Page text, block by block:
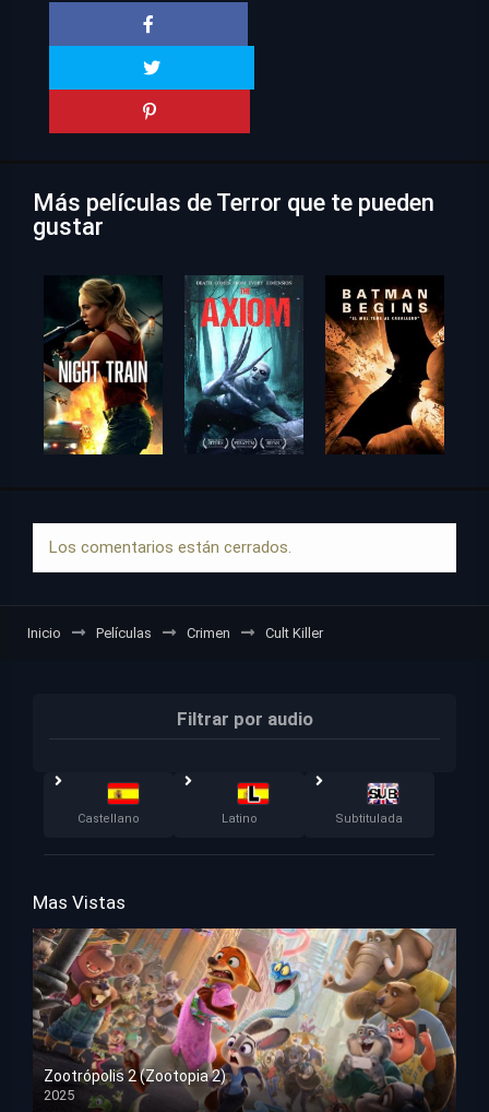
Más películas de Terror que te pueden
gustar
Los comentarios están cerrados.
Inicio Películas Crimen Cult Killer
Filtrar por audio
Castellano Latino Subtitulada
Mas Vistas
Zootrópolis 2 (Zootopia 2)
2025
HD 1080p